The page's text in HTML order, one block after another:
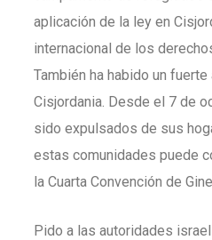
aplicación de la ley en
internacional de los
También ha habido un
Cisjordania. Desde el 7 de
sido expulsados de sus
estas comunidades puede
la Cuarta Convención de
Pido a las autoridades